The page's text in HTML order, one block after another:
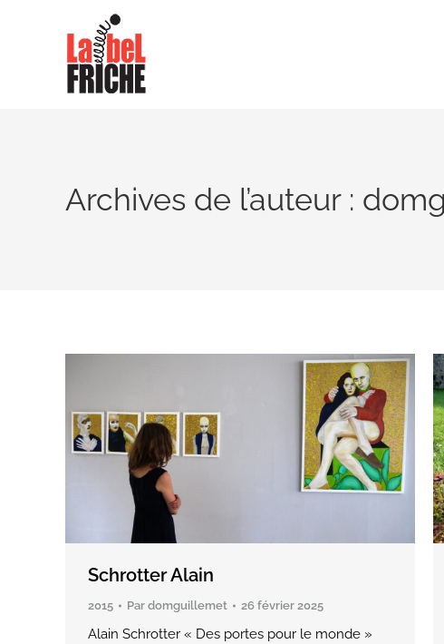
Archives de l’auteur :
Schrotter Alain
2015 Par domguillemet 26 février 2025
Alain Schrotter « Des portes pour le monde »